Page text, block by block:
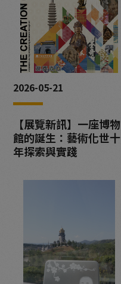
2026-05-21
【展覽新訊】一座博物
館的誕生：藝術化世十
年探索與實踐